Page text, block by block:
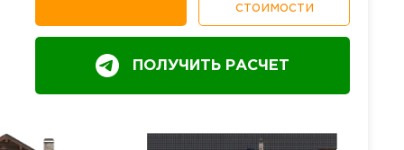
стоимости
ПОЛУЧИТЬ РАСЧЕТ